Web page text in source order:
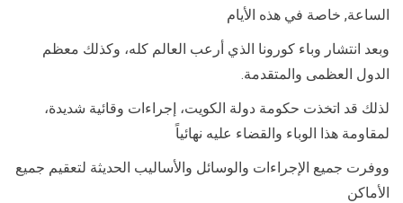
الساعة, خاصة في هذه الأيام
وبعد انتشار وباء كورونا الذي أرعب العالم كله، وكذلك معظم
الدول العظمى والمتقدمة.
لذلك قد اتخذت حكومة دولة الكويت، إجراءات وقائية شديدة،
لمقاومة هذا الوباء والقضاء عليه نهائياً
ووفرت جميع الإجراءات والوسائل والأساليب الحديثة لتعقيم جميع
الأماكن